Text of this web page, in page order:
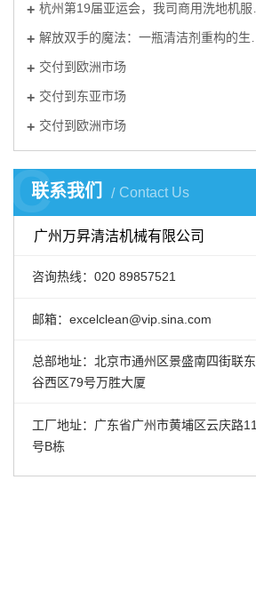
杭州第19届亚运会，我司商用洗地机服务纪实
‌解放双手的魔法：一瓶清洁剂重构的生活美学
交付到欧洲市场
交付到东亚市场
交付到欧洲市场
联系我们 Contact Us
C
广州万昇清洁机械有限公司
咨询热线：020 89857521
邮箱：excelclean@vip.sina.com
总部地址：北京市通州区景盛南四街联
谷西区79号万胜大厦
工厂地址：广东省广州市黄埔区云庆路11
号B栋